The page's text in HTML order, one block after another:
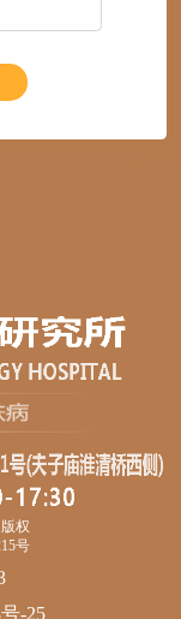
权
号
-25